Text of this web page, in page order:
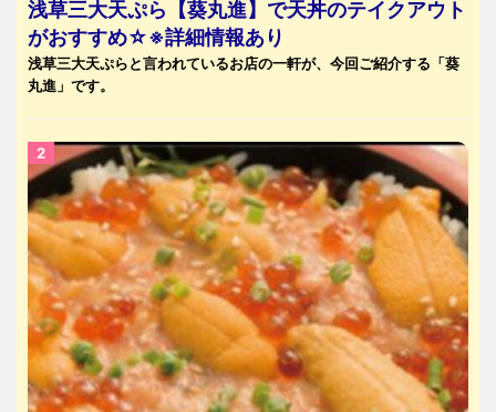
浅草三大天ぷら【葵丸進】で天丼のテイクアウト
がおすすめ☆※詳細情報あり
浅草三大天ぷらと言われているお店の一軒が、今回ご紹介する「葵
丸進」です。